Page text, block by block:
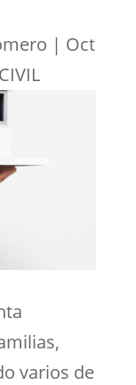
| Oct
varios de